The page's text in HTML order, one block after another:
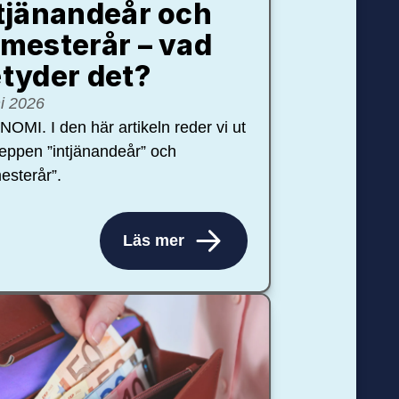
och
– vad
det?
2026
I den här artikeln reder vi ut
”intjänandeår” och
Läs mer